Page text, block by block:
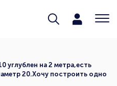
углублен на 2 метра,есть
20.Хочу построить одно